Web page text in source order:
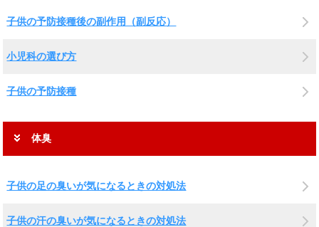
子供の予防接種後の副作用（副反応）
小児科の選び方
子供の予防接種
体臭
子供の足の臭いが気になるときの対処法
子供の汗の臭いが気になるときの対処法